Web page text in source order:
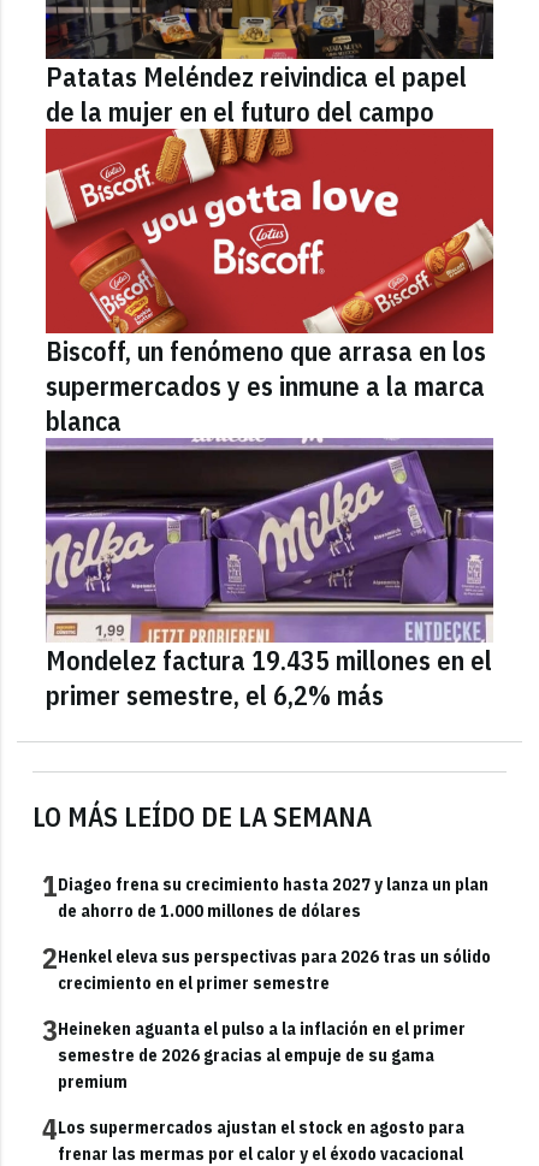
LO MÁS LEÍDO DE LA SEMANA
1Diageo frena su crecimiento hasta 2027 y lanza un plan
de ahorro de 1.000 millones de dólares
2Henkel eleva sus perspectivas para 2026 tras un sólido
crecimiento en el primer semestre
3Heineken aguanta el pulso a la inflación en el primer
semestre de 2026 gracias al empuje de su gama
premium
4Los supermercados ajustan el stock en agosto para
frenar las mermas por el calor y el éxodo vacacional
Patatas Meléndez reivindica el papel
de la mujer en el futuro del campo
Biscoff, un fenómeno que arrasa en los
supermercados y es inmune a la marca
blanca
Mondelez factura 19.435 millones en el
primer semestre, el 6,2% más